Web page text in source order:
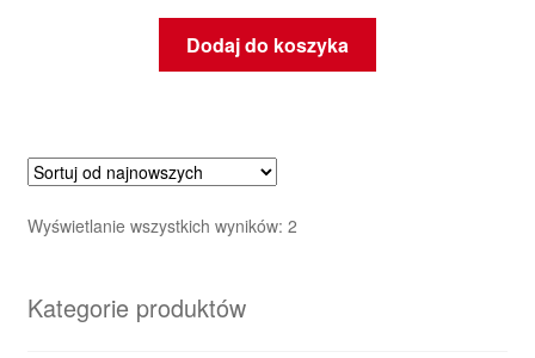
Dodaj do koszyka
Wyświetlanie wszystkich wyników: 2Posortowane
Kategorie produktów